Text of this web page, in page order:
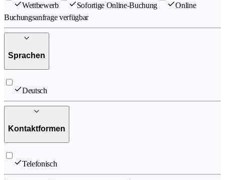
Wettbewerb Sofortige Online-Buchung
Online
Buchungsanfrage verfügbar
Sprachen
Deutsch
Kontaktformen
Telefonisch